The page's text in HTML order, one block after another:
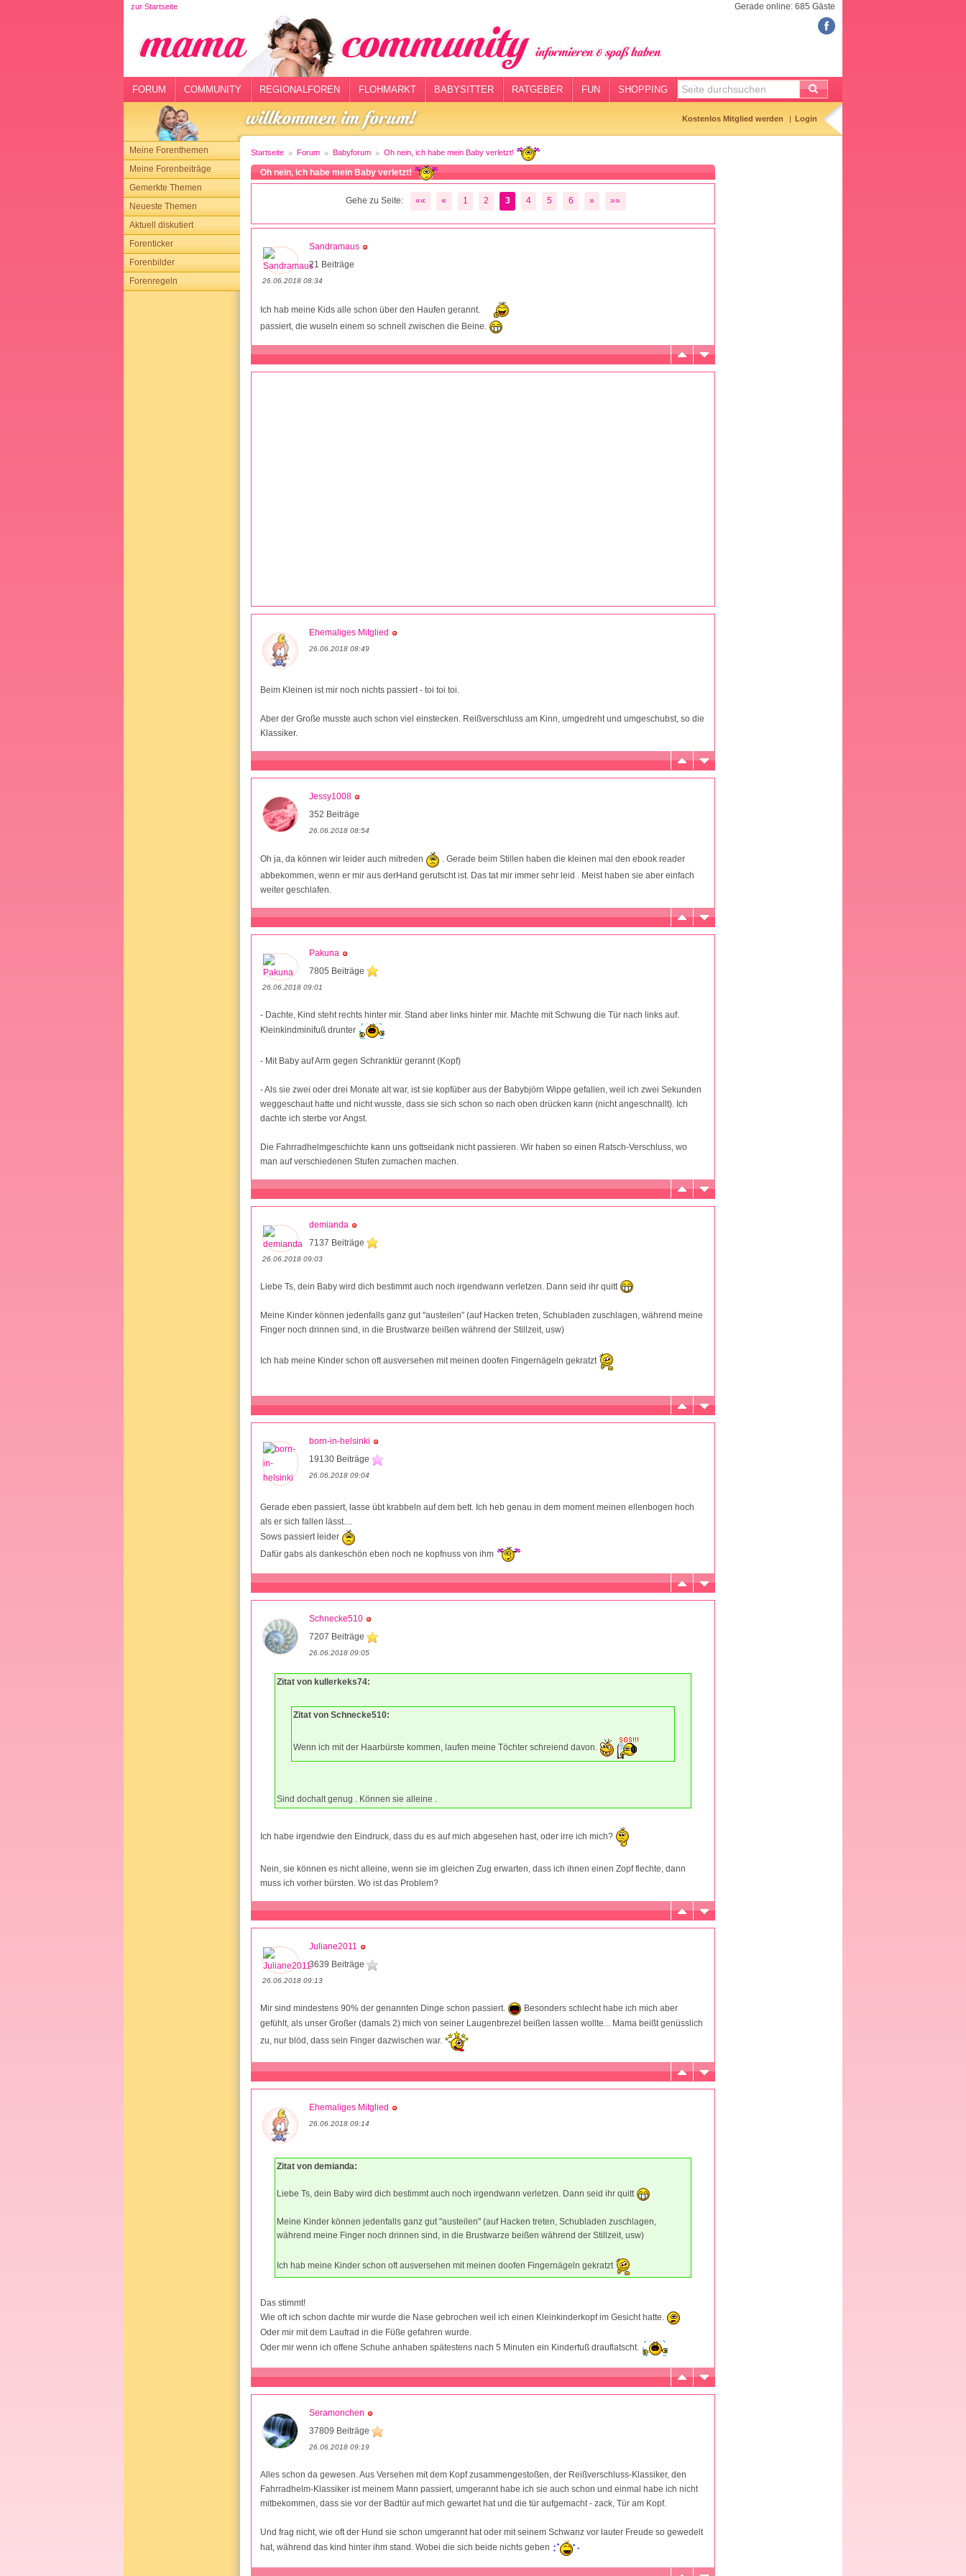
zur Startseite Gerade online: 685 Gäste
FORUM COMMUNITY REGIONALFOREN FLOHMARKT BABYSITTER RATGEBER FUN SHOPPING
Kostenlos Mitglied werden Login
Meine Forenthemen
Meine Forenbeiträge
Gemerkte Themen
Neueste Themen
Aktuell diskutiert
Forenticker
Forenbilder
Forenregeln
Startseite Forum Babyforum Oh nein, ich habe mein Baby verletzt!
Oh nein, ich habe mein Baby verletzt!
Gehe zu Seite: «« « 1 2 3 4 5 6 » »»
Sandramaus
21 Beiträge
26.06.2018 08:34
Ich hab meine Kids alle schon über den Haufen gerannt.
passiert, die wuseln einem so schnell zwischen die Beine.
Ehemaliges Mitglied
26.06.2018 08:49
Beim Kleinen ist mir noch nichts passiert - toi toi toi.
Aber der Große musste auch schon viel einstecken. Reißverschluss am Kinn, umgedreht und umgeschubst, so die
Klassiker.
Jessy1008
352 Beiträge
26.06.2018 08:54
Oh ja, da können wir leider auch mitreden
. Gerade beim Stillen haben die kleinen mal den ebook reader
abbekommen, wenn er mir aus derHand gerutscht ist. Das tat mir immer sehr leid . Meist haben sie aber einfach
weiter geschlafen.
Pakuna
7805 Beiträge
26.06.2018 09:01
- Dachte, Kind steht rechts hinter mir. Stand aber links hinter mir. Machte mit Schwung die Tür nach links auf.
Kleinkindminifuß drunter
- Mit Baby auf Arm gegen Schranktür gerannt (Kopf)
- Als sie zwei oder drei Monate alt war, ist sie kopfüber aus der Babybjörn Wippe gefallen, weil ich zwei Sekunden
weggeschaut hatte und nicht wusste, dass sie sich schon so nach oben drücken kann (nicht angeschnallt). Ich
dachte ich sterbe vor Angst.
Die Fahrradhelmgeschichte kann uns gottseidank nicht passieren. Wir haben so einen Ratsch-Verschluss, wo
man auf verschiedenen Stufen zumachen machen.
demianda
7137 Beiträge
26.06.2018 09:03
Liebe Ts, dein Baby wird dich bestimmt auch noch irgendwann verletzen. Dann seid ihr quitt
Meine Kinder können jedenfalls ganz gut "austeilen" (auf Hacken treten, Schubladen zuschlagen, während meine
Finger noch drinnen sind, in die Brustwarze beißen während der Stillzeit, usw)
Ich hab meine Kinder schon oft ausversehen mit meinen doofen Fingernägeln gekratzt
born-in-helsinki
19130 Beiträge
26.06.2018 09:04
Gerade eben passiert, lasse übt krabbeln auf dem bett. Ich heb genau in dem moment meinen ellenbogen hoch
als er sich fallen lässt....
Sows passiert leider
Dafür gabs als dankeschön eben noch ne kopfnuss von ihm
Schnecke510
7207 Beiträge
26.06.2018 09:05
Zitat von kullerkeks74:
Zitat von Schnecke510:
Wenn ich mit der Haarbürste kommen, laufen meine Töchter schreiend davon.
Sind dochalt genug . Können sie alleine .
Ich habe irgendwie den Eindruck, dass du es auf mich abgesehen hast, oder irre ich mich?
Nein, sie können es nicht alleine, wenn sie im gleichen Zug erwarten, dass ich ihnen einen Zopf flechte, dann
muss ich vorher bürsten. Wo ist das Problem?
Juliane2011
3639 Beiträge
26.06.2018 09:13
Mir sind mindestens 90% der genannten Dinge schon passiert.
Besonders schlecht habe ich mich aber
gefühlt, als unser Großer (damals 2) mich von seiner Laugenbrezel beißen lassen wollte... Mama beißt genüsslich
zu, nur blöd, dass sein Finger dazwischen war.
Ehemaliges Mitglied
26.06.2018 09:14
Zitat von demianda:
Liebe Ts, dein Baby wird dich bestimmt auch noch irgendwann verletzen. Dann seid ihr quitt
Meine Kinder können jedenfalls ganz gut "austeilen" (auf Hacken treten, Schubladen zuschlagen,
während meine Finger noch drinnen sind, in die Brustwarze beißen während der Stillzeit, usw)
Ich hab meine Kinder schon oft ausversehen mit meinen doofen Fingernägeln gekratzt
Das stimmt!
Wie oft ich schon dachte mir wurde die Nase gebrochen weil ich einen Kleinkinderkopf im Gesicht hatte.
Oder mir mit dem Laufrad in die Füße gefahren wurde.
Oder mir wenn ich offene Schuhe anhaben spätestens nach 5 Minuten ein Kinderfuß drauflatscht.
Seramonchen
37809 Beiträge
26.06.2018 09:19
Alles schon da gewesen. Aus Versehen mit dem Kopf zusammengestoßen, der Reißverschluss-Klassiker, den
Fahrradhelm-Klassiker ist meinem Mann passiert, umgerannt habe ich sie auch schon und einmal habe ich nicht
mitbekommen, dass sie vor der Badtür auf mich gewartet hat und die tür aufgemacht - zack, Tür am Kopf.
Und frag nicht, wie oft der Hund sie schon umgerannt hat oder mit seinem Schwanz vor lauter Freude so gewedelt
hat, während das kind hinter ihm stand. Wobei die sich beide nichts geben